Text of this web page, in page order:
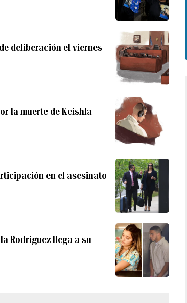
deliberación el viernes
la muerte de Keishla
en el asesinato
Rodríguez llega a su